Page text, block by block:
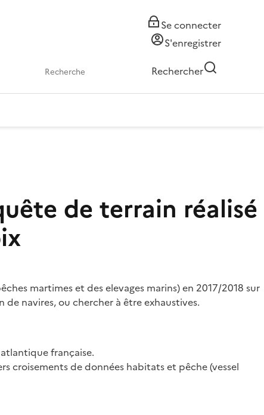
Se connecter
S'enregistrer
Rechercher
de terrain réalisé
martimes et des elevages marins) en 2017/2018 sur
navires, ou chercher à être exhaustives.
française.
croisements de données habitats et pêche (vessel